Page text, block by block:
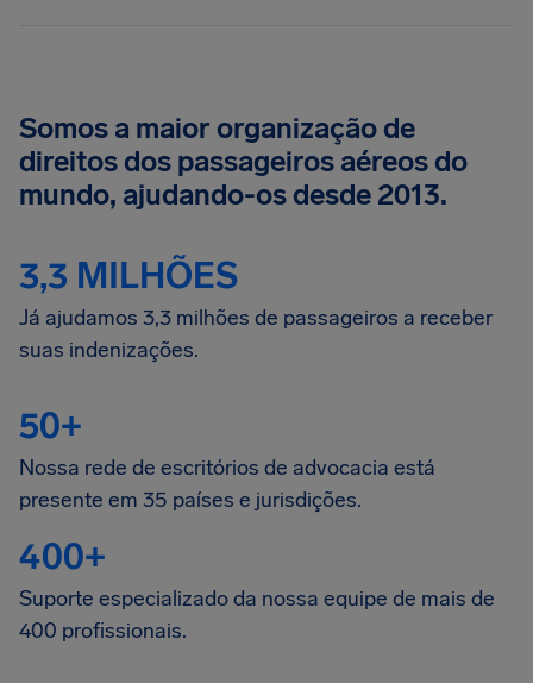
Somos a maior organização de
direitos dos passageiros aéreos do
mundo, ajudando-os desde 2013.
3,3 MILHÕES
Já ajudamos 3,3 milhões de passageiros a receber
suas indenizações.
50+
Nossa rede de escritórios de advocacia está
presente em 35 países e jurisdições.
400+
Suporte especializado da nossa equipe de mais de
400 profissionais.